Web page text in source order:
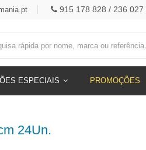
915 178 828 / 236 027
ESPECIAIS PROMOÇÕES
24Un.